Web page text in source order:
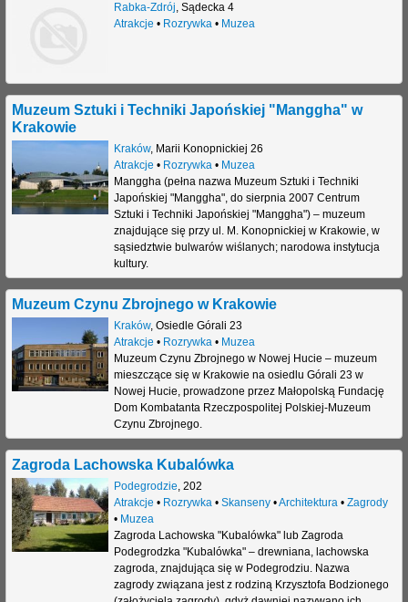
Rabka-Zdrój, Sądecka 4
Atrakcje • Rozrywka• Muzea
Muzeum Sztuki i Techniki Japońskiej "Manggha" w
Krakowie
Kraków, Marii Konopnickiej 26
Atrakcje • Rozrywka• Muzea
Manggha (pełna nazwa Muzeum Sztuki i Techniki
Japońskiej "Manggha", do sierpnia 2007 Centrum
Sztuki i Techniki Japońskiej "Manggha") – muzeum
znajdujące się przy ul. M. Konopnickiej w Krakowie, w
sąsiedztwie bulwarów wiślanych; narodowa instytucja
kultury.
Muzeum Czynu Zbrojnego w Krakowie
Kraków, Osiedle Górali 23
Atrakcje • Rozrywka• Muzea
Muzeum Czynu Zbrojnego w Nowej Hucie – muzeum
mieszczące się w Krakowie na osiedlu Górali 23 w
Nowej Hucie, prowadzone przez Małopolską Fundację
Dom Kombatanta Rzeczpospolitej Polskiej-Muzeum
Czynu Zbrojnego.
Zagroda Lachowska Kubalówka
Podegrodzie 202
Atrakcje • Rozrywka • Skanseny•Architektura • Zagrody
• Muzea
Zagroda Lachowska "Kubalówka" lub Zagroda
Podegrodzka "Kubalówka" – drewniana, lachowska
zagroda, znajdująca się w Podegrodziu. Nazwa
zagrody związana jest z rodziną Krzysztofa Bodzionego